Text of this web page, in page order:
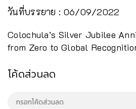
วันที่บรรยาย : 06/09/2022
Colochula’s Silver Jubilee
from Zero to Global
โค้ดส่วนลด